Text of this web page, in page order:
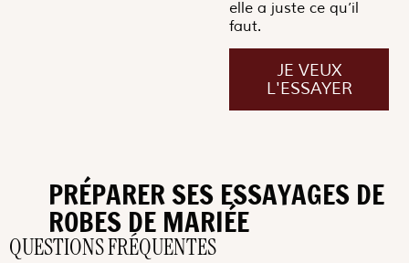
elle a juste ce qu’il
faut.
JE VEUX
L'ESSAYER
PRÉPARER SES ESSAYAGES DE
ROBES DE MARIÉE
QUESTIONS FRÉQUENTES